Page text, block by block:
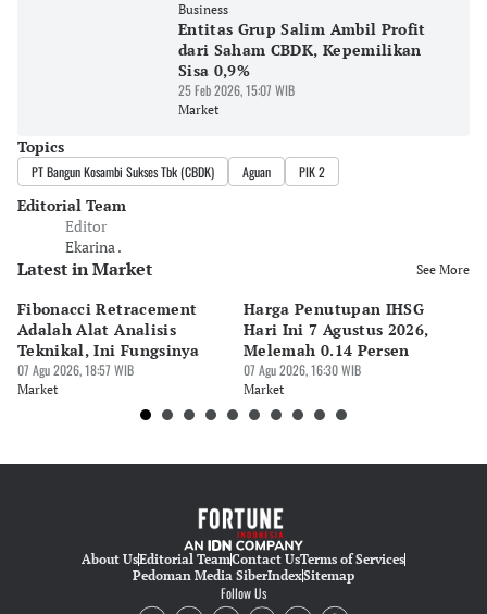
Business
Entitas Grup Salim Ambil Profit
dari Saham CBDK, Kepemilikan
Sisa 0,9%
25 Feb 2026, 15:07 WIB
Market
Topics
PT Bangun Kosambi Sukses Tbk (CBDK) Aguan PIK 2
Editorial Team
Editor
Ekarina .
Latest in Market See More
Fibonacci Retracement
Adalah Alat Analisis
Teknikal, Ini Fungsinya
07 Agu 2026, 18:57 WIB
Market
Harga Penutupan IHSG
Hari Ini 7 Agustus 2026,
Melemah 0.14 Persen
07 Agu 2026, 16:30 WIB
Market
About UsEditorial TeamContact UsTerms of Services
Pedoman Media SiberIndexSitemap
Follow Us